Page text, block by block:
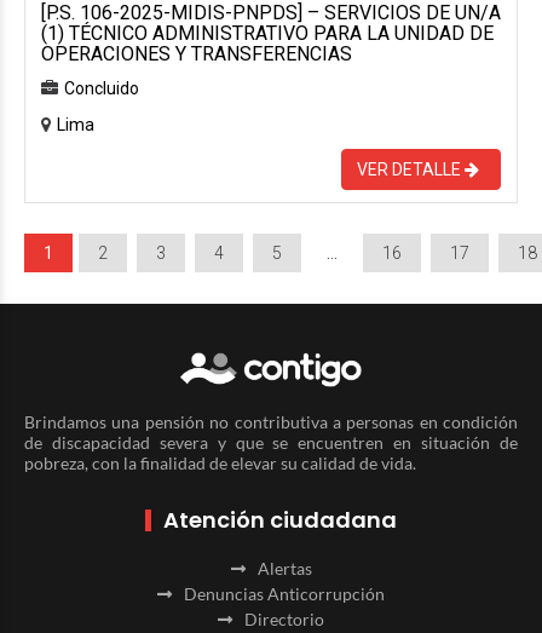
[P.S. 106-2025-MIDIS-PNPDS] – SERVICIOS DE UN/A
(1) TÉCNICO ADMINISTRATIVO PARA LA UNIDAD DE
OPERACIONES Y TRANSFERENCIAS
Concluido
Lima
VER DETALLE
1 2 3 4 5 16 17 18
Brindamos una pensión no contributiva a personas en condición
de discapacidad severa y que se encuentren en situación de
pobreza, con la finalidad de elevar su calidad de vida.
Atención ciudadana
Alertas
Denuncias Anticorrupción
Directorio